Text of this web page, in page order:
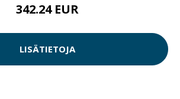
342.24 EUR
LISÄTIETOJA